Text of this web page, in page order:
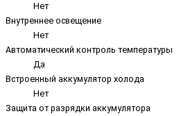
Нет
Внутреннее освещение
Нет
Автоматический контроль температуры
Да
Встроенный аккумулятор холода
Нет
Защита от разрядки аккумулятора